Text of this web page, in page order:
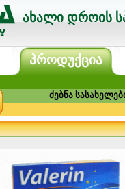
ახალი დროის
პროდუქცია
ძებნა